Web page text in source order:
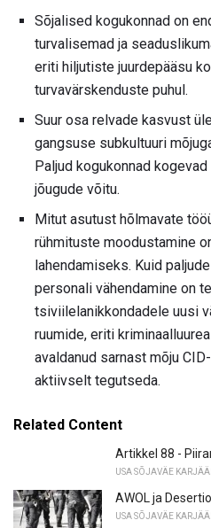
Sõjalised kogukonnad on
turvalisemad ja
eriti hiljutiste juurdepääsu
turvavärskenduste puhul.
Suur osa relvade kasvust
gangsuse subkultuuri
Paljud kogukonnad
jõugude võitu.
Mitut asutust hõlmavate
rühmituste moodustamine
lahendamiseks. Kuid
personali vähendamine on
tsiviilelanikkondadele uusi
ruumide, eriti
avaldanud sarnast mõju
aktiivselt tegutseda.
Related Content
Artikkel 88 -
USA SÕJAVÄE
AWOL ja
USA SÕJAVÄE